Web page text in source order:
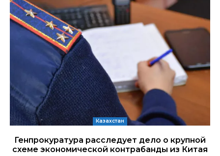
Казахстан
Генпрокуратура расследует дело о крупной
схеме экономической контрабанды из Китая